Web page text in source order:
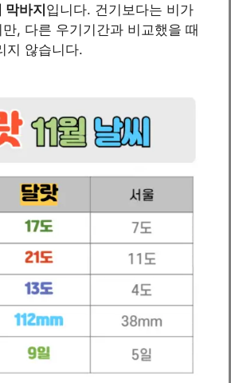
막바지입니다. 건기보다는 비가
, 다른 우기기간과 비교했을 때
지 않습니다.